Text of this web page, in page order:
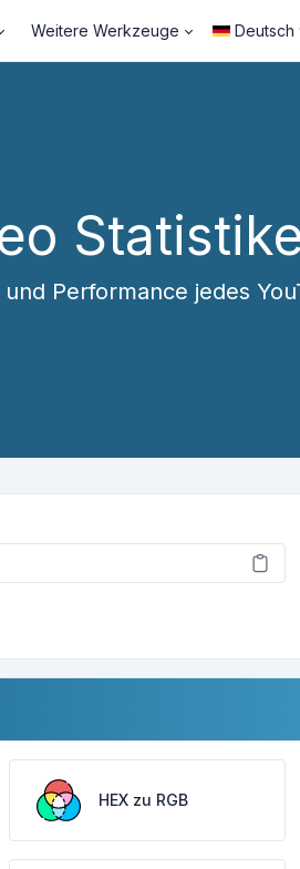
Weitere Werkzeuge Deutsch
Performance jedes
HEX zu RGB